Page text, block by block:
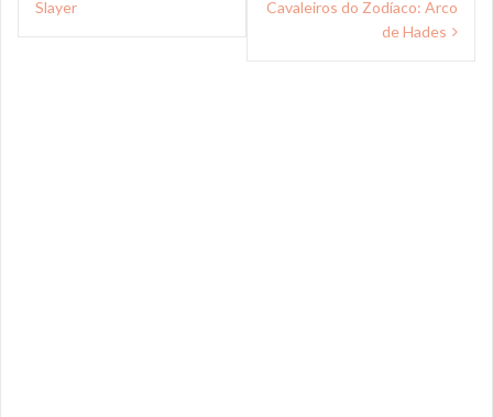
Slayer
Cavaleiros do Zodíaco: Arco
de Hades